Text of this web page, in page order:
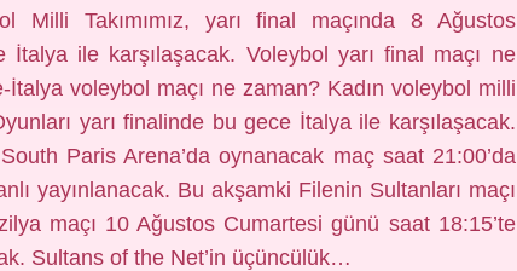
Milli Takımımız, yarı final maçında 8 Ağustos
İtalya ile karşılaşacak. Voleybol yarı final maçı ne
voleybol maçı ne zaman? Kadın voleybol milli
yarı finalinde bu gece İtalya ile karşılaşacak.
Paris Arena’da oynanacak maç saat 21:00’da
yayınlanacak. Bu akşamki Filenin Sultanları maçı
maçı 10 Ağustos Cumartesi günü saat 18:15’te
Sultans of the Net’in üçüncülük…